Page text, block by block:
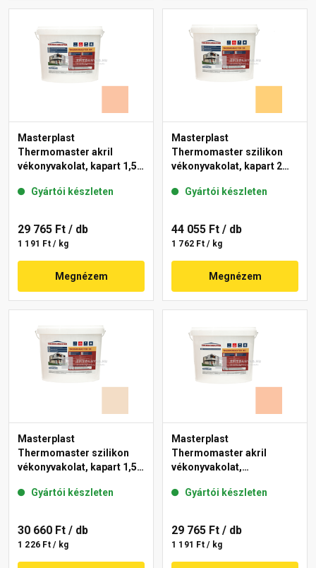
Masterplast
Thermomaster akril
vékonyvakolat, kapart 1,5
Gyártói készleten
29 765 Ft / db
1 191 Ft / kg
Megnézem
Masterplast
Thermomaster szilikon
vékonyvakolat, kapart 2
Gyártói készleten
44 055 Ft / db
1 762 Ft / kg
Megnézem
Masterplast
Thermomaster szilikon
vékonyvakolat, kapart 1,5
Gyártói készleten
30 660 Ft / db
1 226 Ft / kg
Masterplast
Thermomaster akril
vékonyvakolat,
11-D 25 kg
Gyártói készleten
29 765 Ft / db
1 191 Ft / kg